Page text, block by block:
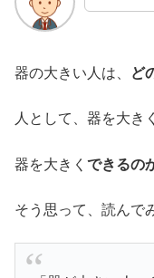
器の大きい人は、 ど
人として、器を大き
器を大きく できるの
そう思って、読んで